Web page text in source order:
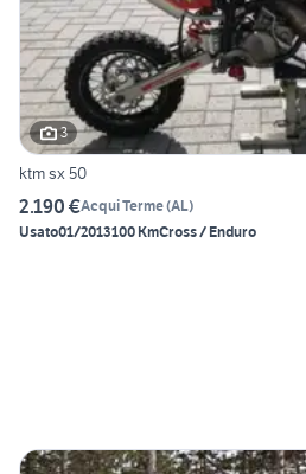
3
ktm sx 50
2.190 €Acqui Terme(AL)
Usato01/2013100 KmCross / Enduro